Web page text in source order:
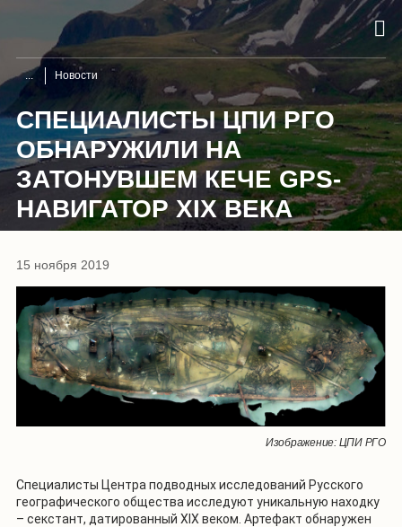
Новости
СПЕЦИАЛИСТЫ ЦПИ РГО
ОБНАРУЖИЛИ НА
ЗАТОНУВШЕМ КЕЧЕ GPS-
НАВИГАТОР XIX ВЕКА
15 ноября 2019
Изображение: ЦПИ РГО
Специалисты Центра подводных исследований Русского
географического общества исследуют уникальную находку
– секстант, датированный XIX веком. Артефакт обнаружен